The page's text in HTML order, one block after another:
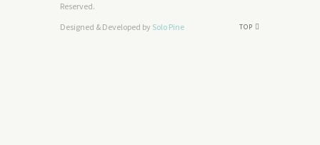
Reserved.
TOP
Designed & Developed by Solo Pine